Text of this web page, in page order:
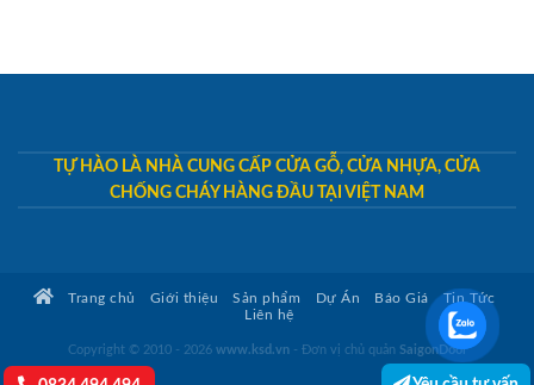
TỰ HÀO LÀ NHÀ CUNG CẤP CỬA GỖ, CỬA NHỰA, CỬA
CHỐNG CHÁY HÀNG ĐẦU TẠI VIỆT NAM
Trang chủ Giới thiệu Sản phẩm Dự Án Báo Giá
Tin Tức
Liên hệ
Copyright © 2010 - 2026 www.ksd.vn- Đơn vị chủ quản SaigonDoor